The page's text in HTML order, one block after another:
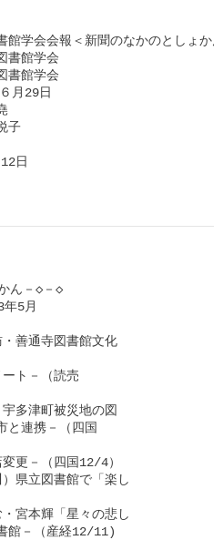
館学会会報＜新聞のなかのとしょか
書館学会
書館学会
６月29日
子
日
かん－◇－◇
5月
善通寺図書館文化
ト－（読売
多津町被災地の図
と連携－（四国
更－（四国12/4）
県立図書館で「楽し
宮本輝「星々の悲し
館－（産経12/11)